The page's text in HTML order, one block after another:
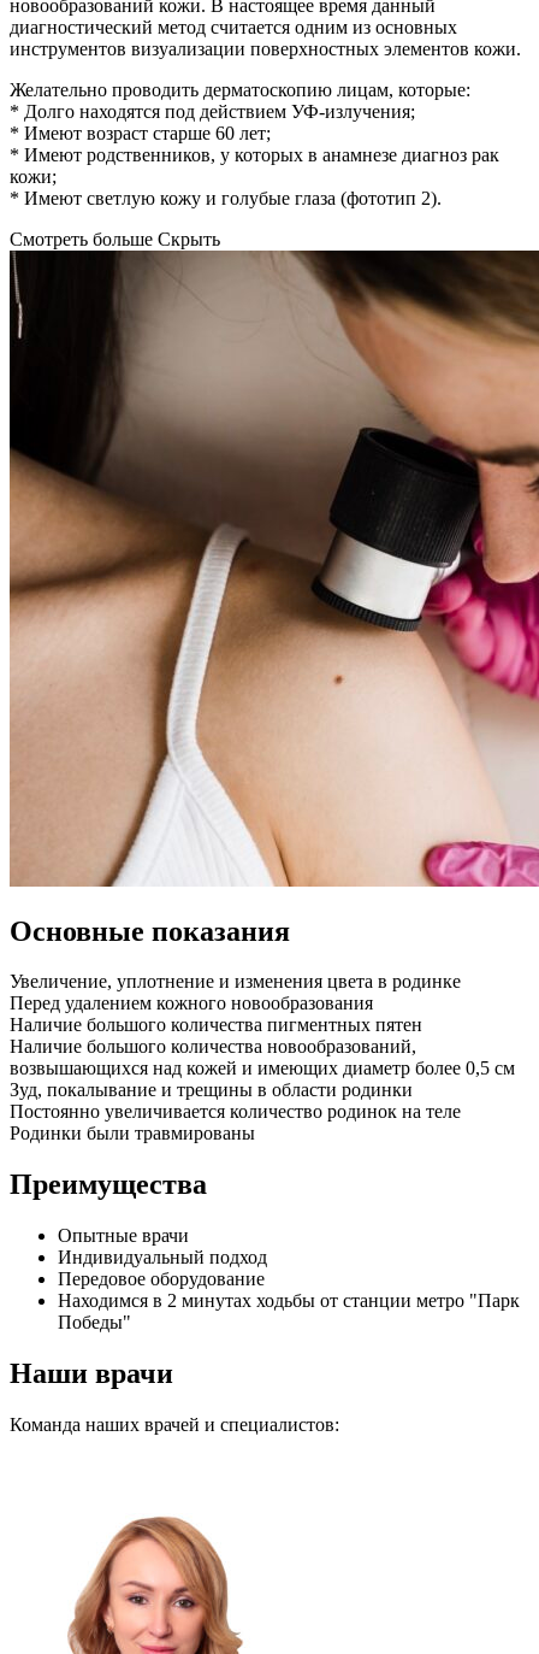
новообразований кожи. В настоящее время данный
диагностический метод считается одним из основных
инструментов визуализации поверхностных элементов кожи.
Желательно проводить дерматоскопию лицам, которые:
* Долго находятся под действием УФ-излучения;
* Имеют возраст старше 60 лет;
* Имеют родственников, у которых в анамнезе диагноз рак
кожи;
* Имеют светлую кожу и голубые глаза (фототип 2).
Смотреть больше Скрыть
Основные показания
Увеличение, уплотнение и изменения цвета в родинке
Перед удалением кожного новообразования
Наличие большого количества пигментных пятен
Наличие большого количества новообразований,
возвышающихся над кожей и имеющих диаметр более 0,5 см
Зуд, покалывание и трещины в области родинки
Постоянно увеличивается количество родинок на теле
Родинки были травмированы
Преимущества
Опытные врачи
Индивидуальный подход
Передовое оборудование
Находимся в 2 минутах ходьбы от станции метро "Парк
Победы"
Наши врачи
Команда наших врачей и специалистов: